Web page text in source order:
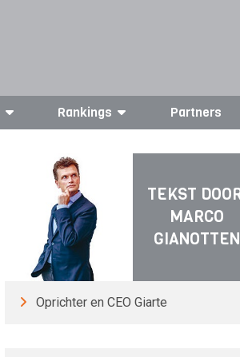
Rankings Partners
TEKST
MARCO
GIANOTTEN
Oprichter en CEO Giarte